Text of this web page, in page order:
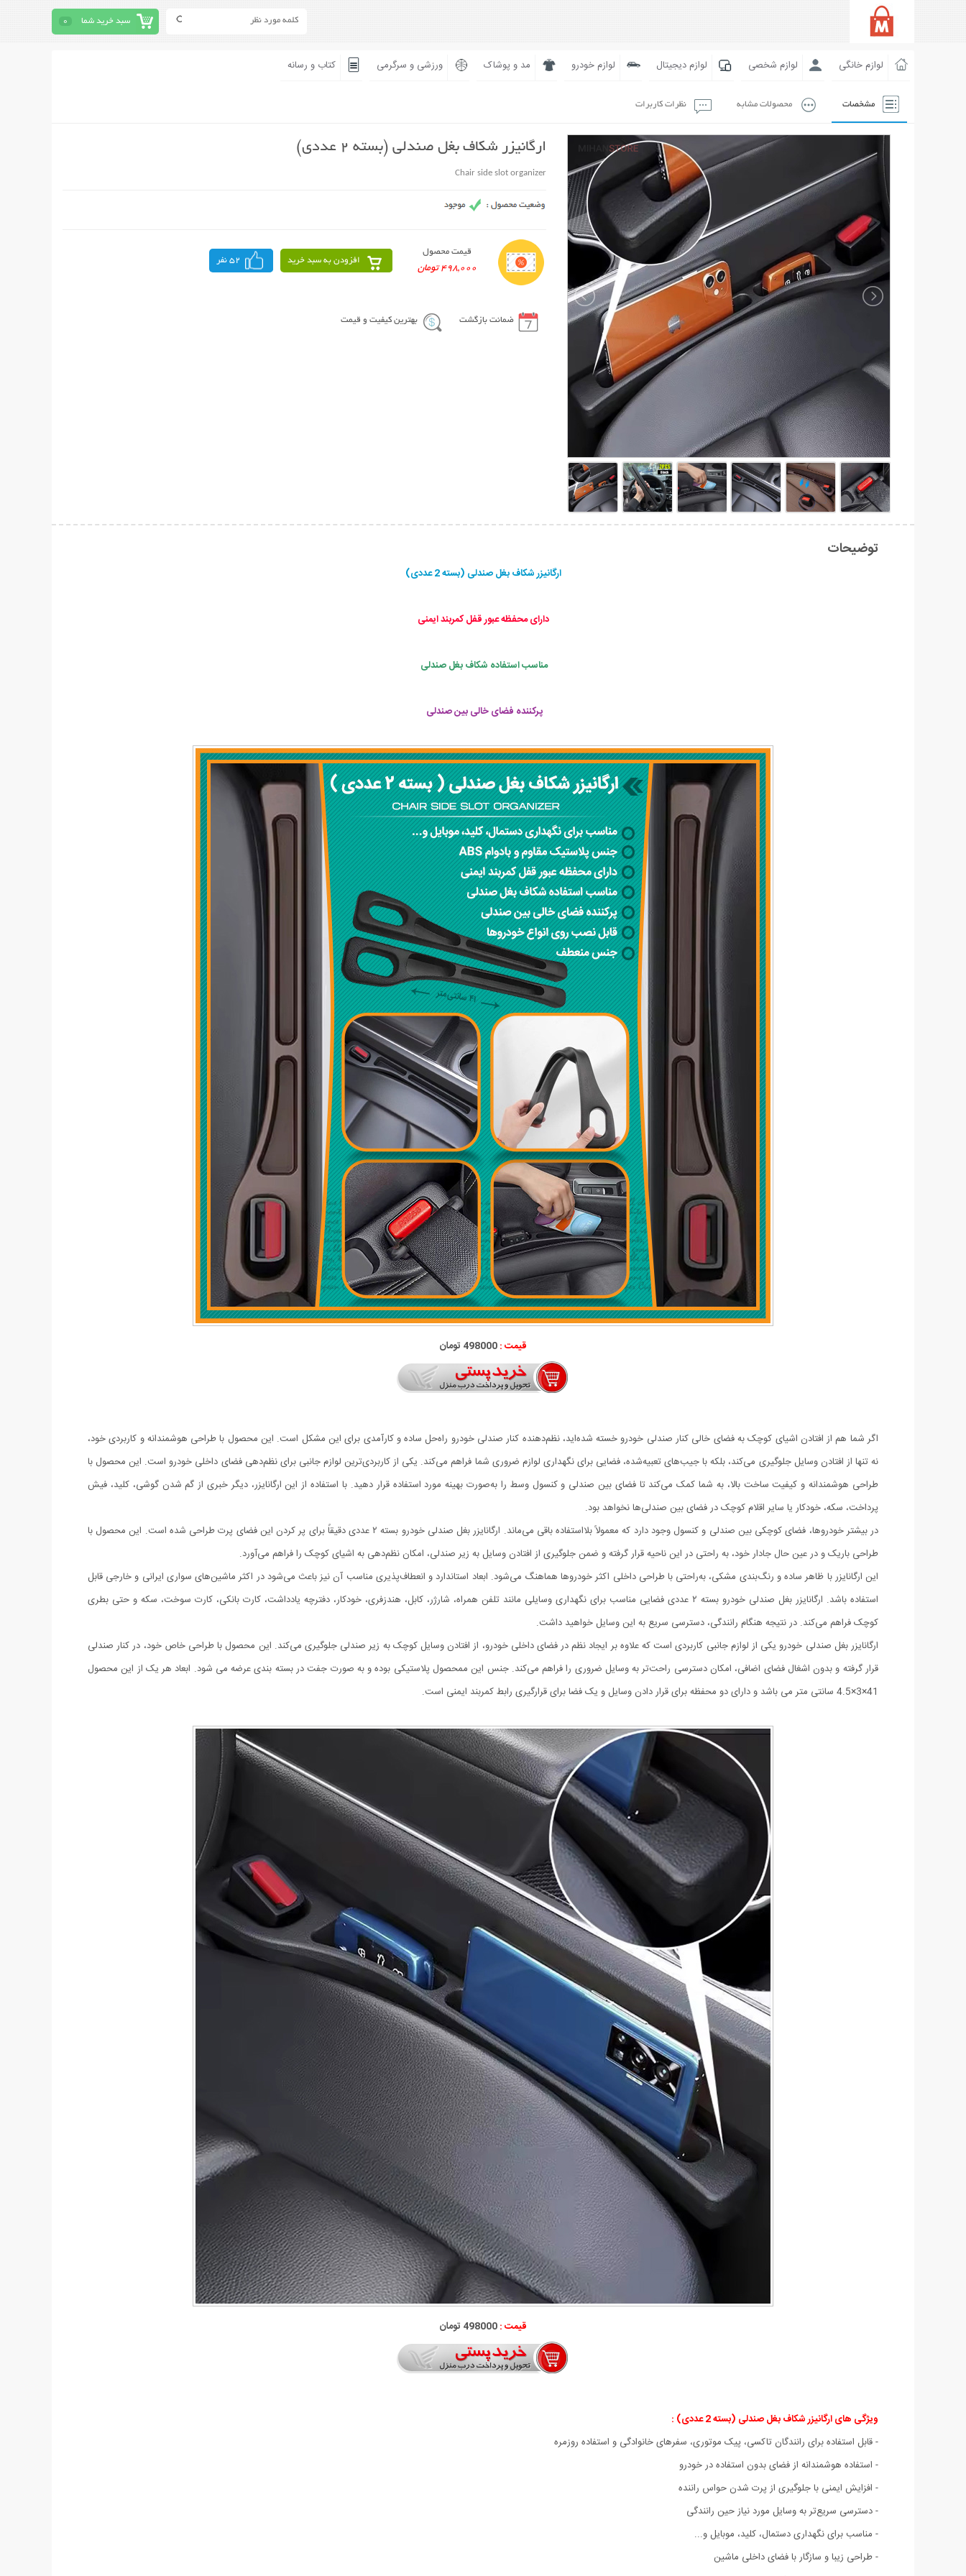
سبد خرید شما 0
لوازم خانگی لوازم شخصی لوازم دیجیتال لوازم خودرو مد و پوشاک ورزشی و سرگرمی کتاب و رسانه
مشخصات محصولات مشابه نظرات کاربرات
ارگانیزر شکاف بغل صندلی (بسته 2 عددی)
Chair side slot organizer
قیمت محصول
498,000 تومان
افزودن به سبد خرید 52 نفر
ضمانت بازگشت بهترین کیفیت و قیمت
توضیحات
ارگانیزر شکاف بغل صندلی (بسته 2 عددی)
دارای محفظه عبور قفل کمربند ایمنی
مناسب استفاده شکاف بغل صندلی
پرکننده فضای خالی بین صندلی
قیمت :498000 تومان
اگر شما هم از افتادن اشیای کوچک به فضای خالی کنار صندلی خودرو خسته شده‌اید، نظم‌دهنده کنار صندلی خودرو راه‌حل ساده و کارآمدی برای این مشکل است. این محصول با طراحی هوشمندانه و کاربردی خود،
نه تنها از افتادن وسایل جلوگیری می‌کند، بلکه با جیب‌های تعبیه‌شده، فضایی برای نگهداری لوازم ضروری شما فراهم می‌کند. یکی از کاربردی‌ترین لوازم جانبی برای نظم‌دهی فضای داخلی خودرو است. این محصول با
طراحی هوشمندانه و کیفیت ساخت بالا، به شما کمک می‌کند تا فضای بین صندلی و کنسول وسط را به‌صورت بهینه مورد استفاده قرار دهید. با استفاده از این ارگانایزر، دیگر خبری از گم شدن گوشی، کلید، فیش
پرداخت، سکه، خودکار یا سایر اقلام کوچک در فضای بین صندلی‌ها نخواهد بود.
در بیشتر خودروها، فضای کوچکی بین صندلی و کنسول وجود دارد که معمولاً بلااستفاده باقی می‌ماند. ارگانایزر بغل صندلی خودرو بسته ۲ عددی دقیقاً برای پر کردن این فضای پرت طراحی شده است. این محصول با
طراحی باریک و در عین حال جادار خود، به راحتی در این ناحیه قرار گرفته و ضمن جلوگیری از افتادن وسایل به زیر صندلی، امکان نظم‌دهی به اشیای کوچک را فراهم می‌آورد.
این ارگانایزر با ظاهر ساده و رنگ‌بندی مشکی، به‌راحتی با طراحی داخلی اکثر خودروها هماهنگ می‌شود. ابعاد استاندارد و انعطاف‌پذیری مناسب آن نیز باعث می‌شود در اکثر ماشین‌های سواری ایرانی و خارجی قابل
استفاده باشد. ارگانایزر بغل صندلی خودرو بسته ۲ عددی فضایی مناسب برای نگهداری وسایلی مانند تلفن همراه، شارژر، کابل، هندزفری، خودکار، دفترچه یادداشت، کارت بانکی، کارت سوخت، سکه و حتی بطری
کوچک فراهم می‌کند. در نتیجه هنگام رانندگی، دسترسی سریع به این وسایل خواهید داشت.
ارگانایزر بغل صندلی خودرو یکی از لوازم جانبی کاربردی است که علاوه بر ایجاد نظم در فضای داخلی خودرو، از افتادن وسایل کوچک به زیر صندلی جلوگیری می‌کند. این محصول با طراحی خاص خود، در کنار صندلی
قرار گرفته و بدون اشغال فضای اضافی، امکان دسترسی راحت‌تر به وسایل ضروری را فراهم می‌کند. جنس این ممحصول پلاستیکی بوده و به صورت جفت در بسته بندی عرضه می شود. ابعاد هر یک از این محصول
41×3×4.5 سانتی متر می باشد و دارای دو محفظه برای قرار دادن وسایل و یک فضا برای قرارگیری رابط کمربند ایمنی است.
قیمت :498000 تومان
ویژگی های ارگانیزر شکاف بغل صندلی (بسته 2 عددی) :
- قابل استفاده برای رانندگان تاکسی، پیک موتوری، سفرهای خانوادگی و استفاده روزمره
- استفاده هوشمندانه از فضای بدون استفاده در خودرو
- افزایش ایمنی با جلوگیری از پرت شدن حواس راننده
- دسترسی سریع‌تر به وسایل مورد نیاز حین رانندگی
- مناسب برای نگهداری دستمال، کلید، موبایل و...
- طراحی زیبا و سازگار با فضای داخلی ماشین